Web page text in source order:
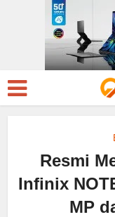
Resmi
Infinix
MP